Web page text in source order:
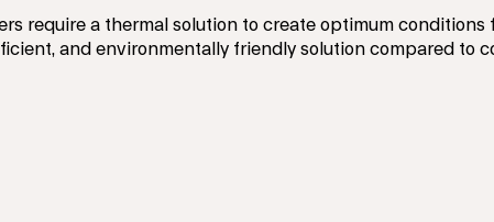
require a thermal solution to create optimum
and environmentally friendly solution compared to